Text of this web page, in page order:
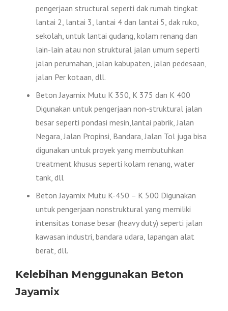
pengerjaan structural seperti dak rumah tingkat
lantai 2, lantai 3, lantai 4 dan lantai 5, dak ruko,
sekolah, untuk lantai gudang, kolam renang dan
lain-lain atau non struktural jalan umum seperti
jalan perumahan, jalan kabupaten, jalan pedesaan,
jalan Per kotaan, dll.
Beton Jayamix Mutu K 350, K 375 dan K 400
Digunakan untuk pengerjaan non-struktural jalan
besar seperti pondasi mesin,lantai pabrik, Jalan
Negara, Jalan Propinsi, Bandara, Jalan Tol juga bisa
digunakan untuk proyek yang membutuhkan
treatment khusus seperti kolam renang, water
tank, dll
Beton Jayamix Mutu K-450 – K 500 Digunakan
untuk pengerjaan nonstruktural yang memiliki
intensitas tonase besar (heavy duty) seperti jalan
kawasan industri, bandara udara, lapangan alat
berat, dll.
Kelebihan Menggunakan Beton
Jayamix